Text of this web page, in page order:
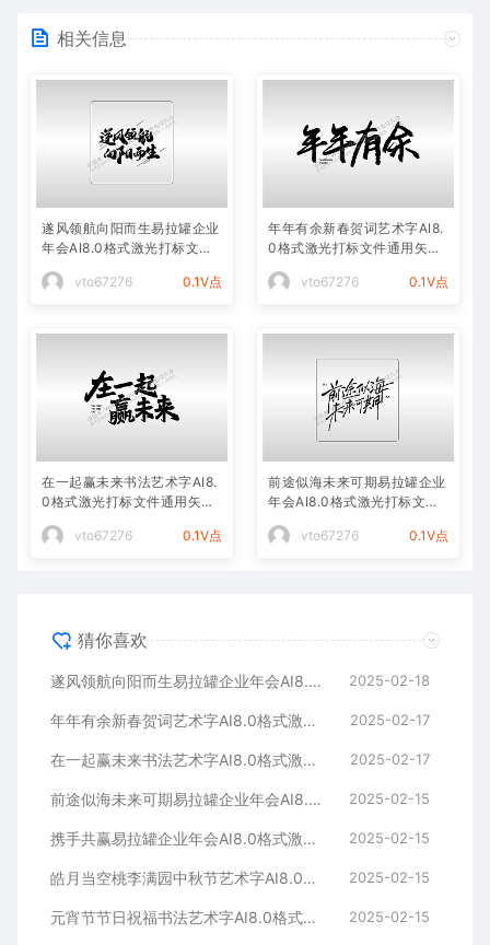
相关信息
遂风领航向阳而生易拉罐企业
年会AI8.0格式激光打标文件
vto67276
0.1V点
年年有余新春贺词艺术字AI8.
0格式激光打标文件通用矢量
vto67276
0.1V点
在一起赢未来书法艺术字AI8.
0格式激光打标文件通用矢量
vto67276
0.1V点
前途似海未来可期易拉罐企业
年会AI8.0格式激光打标文件
vto67276
0.1V点
猜你喜欢
遂风领航向阳而生易拉罐企业年会AI8.0格式激光打标文件通用矢量图 2025-02-18
年年有余新春贺词艺术字AI8.0格式激光打标文件通用矢量图 2025-02-17
在一起赢未来书法艺术字AI8.0格式激光打标文件通用矢量图 2025-02-17
前途似海未来可期易拉罐企业年会AI8.0格式激光打标文件通用矢量图 2025-02-15
携手共赢易拉罐企业年会AI8.0格式激光打标文件通用矢量图 2025-02-15
皓月当空桃李满园中秋节艺术字AI8.0格式激光打标文件通用矢量图 2025-02-15
元宵节节日祝福书法艺术字AI8.0格式激光打标文件通用矢量图 2025-02-15